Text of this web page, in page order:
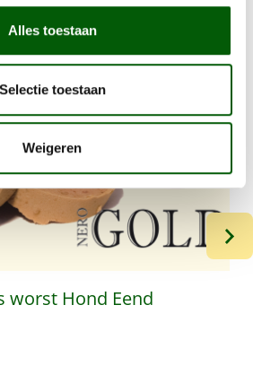
Alles toestaan
Selectie toestaan
Weigeren
worst Hond Eend